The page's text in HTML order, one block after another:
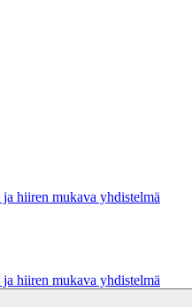
hiiren mukava yhdistelmä
hiiren mukava yhdistelmä